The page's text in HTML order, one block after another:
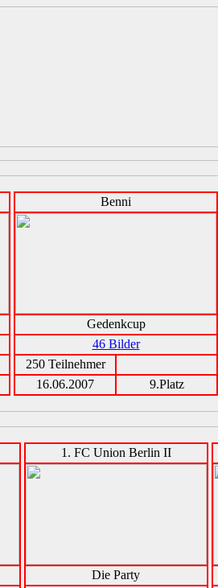
Benni
Gedenkcup
46 Bilder
250 Teilnehmer
16.06.2007
9.Platz
1. FC Union Berlin II
Die Party